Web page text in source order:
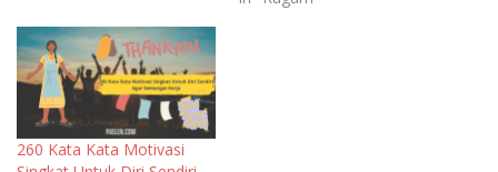
260 Kata Kata Motivasi